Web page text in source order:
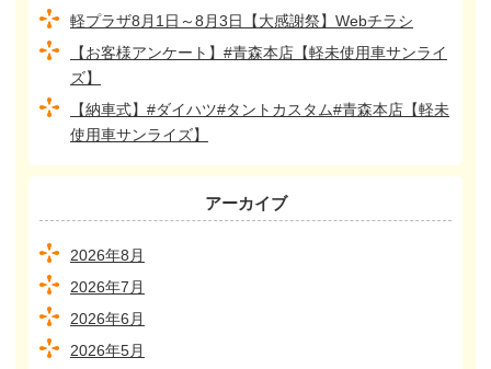
軽プラザ8月1日～8月3日【大感謝祭】Webチラシ
【お客様アンケート】#青森本店【軽未使用車サンライ
ズ】
【納車式】#ダイハツ#タントカスタム#青森本店【軽未
使用車サンライズ】
アーカイブ
2026年8月
2026年7月
2026年6月
2026年5月